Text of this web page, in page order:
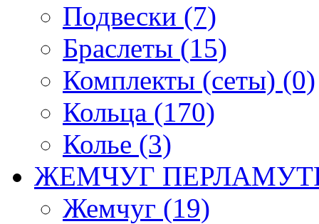
Подвески (7)
Браслеты (15)
Комплекты (сеты) (0)
Кольца (170)
Колье (3)
ЖЕМЧУГ
Жемчуг (19)